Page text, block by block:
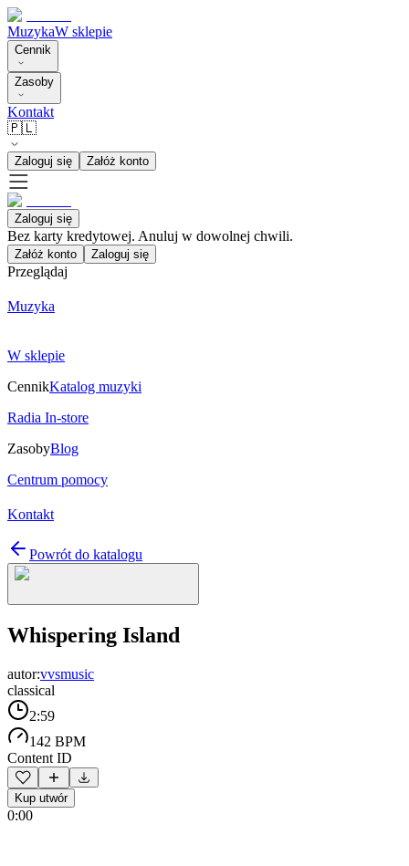
MuzykaW sklepie
Cennik
Zasoby
Kontakt
🇵🇱
Zaloguj się Załóż konto
Zaloguj się
Bez karty kredytowej. Anuluj w dowolnej chwili.
Załóż konto Zaloguj się
Przeglądaj
Muzyka
W sklepie
CennikKatalog muzyki
Radia In-store
ZasobyBlog
Centrum pomocy
Kontakt
Powrót do katalogu
Whispering Island
autor:vvsmusic
classical
2:59
142 BPM
Content ID
Kup utwór
0:00